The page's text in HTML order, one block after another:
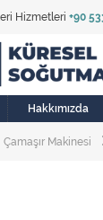
Hizmetleri +90
Tüm
Bulaşık Makinesi
Buzdolabı
Çamaşır
Hakkımızda
Çamaşır Makinesi